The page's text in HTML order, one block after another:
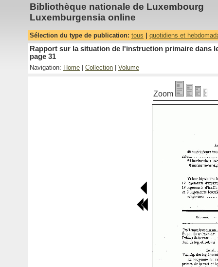
Bibliothèque nationale de Luxembourg
Luxemburgensia online
Sélection du type de publication: tous quotidiens et
Rapport sur la situation de l'instruction primaire dans
page 31
Navigation: Home Collection Volume
Zoom